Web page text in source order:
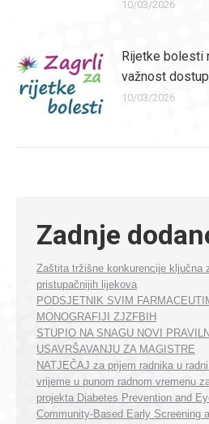
10/03/2026
Rijetke bolesti
važnost
10/03/2026
Zadnje
Zaštita tržišne konkurencije ključna
pristupačnijih lijekova
PODSJETNIK SVIM
MONOGRAFIJI ZJZFBIH
STUPIO NA SNAGU NOVI
USAVRŠAVANJU ZA MAGISTRE
NATJEČAJ za prijem radnika u
vrijeme u punom radnom vremenu
projekta Diabetes Prevention and
Community-Based Early Screening